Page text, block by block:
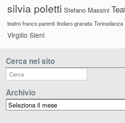
silvia poletti Stefano Massini
teatro franco parenti tindaro granata Torinodanza
Virgilio Sieni
Cerca nel sito
Archivio
Archivio